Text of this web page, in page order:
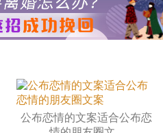
公布恋情的文案适合公布恋